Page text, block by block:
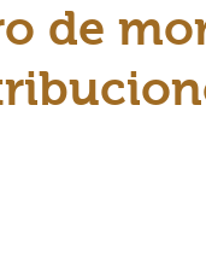
de